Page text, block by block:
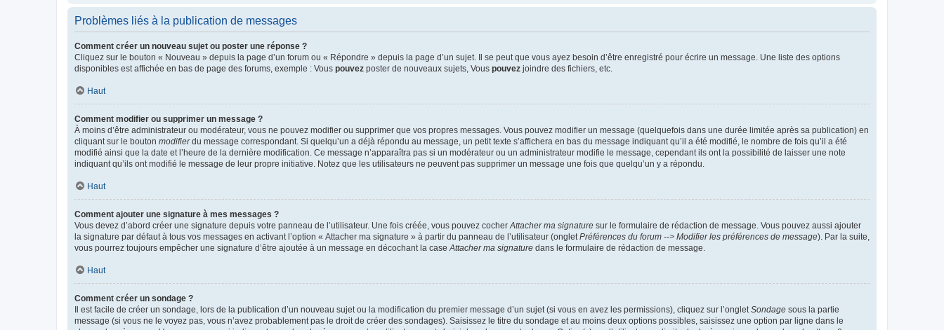
Problèmes liés à la publication de messages
Comment créer un nouveau sujet ou poster une réponse ?
Cliquez sur le bouton « Nouveau » depuis la page d’un forum ou « Répondre » depuis la page d’un sujet. Il se peut que vous ayez besoin d’être enregistré pour écrire un message. Une liste des options
disponibles est affichée en bas de page des forums, exemple : Vous pouvez poster de nouveaux sujets, Vous pouvez joindre des fichiers, etc.
Haut
Comment modifier ou supprimer un message ?
À moins d’être administrateur ou modérateur, vous ne pouvez modifier ou supprimer que vos propres messages. Vous pouvez modifier un message (quelquefois dans une durée limitée après sa publication) en
cliquant sur le bouton modifierdu message correspondant. Si quelqu’un a déjà répondu au message, un petit texte s’affichera en bas du message indiquant qu’il a été modifié, le nombre de fois qu’il a été
modifié ainsi que la date et l’heure de la dernière modification. Ce message n’apparaîtra pas si un modérateur ou un administrateur modifie le message, cependant ils ont la possibilité de laisser une note
indiquant qu’ils ont modifié le message de leur propre initiative. Notez que les utilisateurs ne peuvent pas supprimer un message une fois que quelqu’un y a répondu.
Haut
Comment ajouter une signature à mes messages ?
Vous devez d’abord créer une signature depuis votre panneau de l’utilisateur. Une fois créée, vous pouvez cocherAttacher ma signature sur le formulaire de rédaction de message. Vous pouvez aussi ajouter
la signature par défaut à tous vos messages en activant l’option « Attacher ma signature » à partir du panneau de l’utilisateur (ongletPréférences du forum --> Modifier les préférences de message). Par la suite,
vous pourrez toujours empêcher une signature d’être ajoutée à un message en décochant la caseAttacher ma signature dans le formulaire de rédaction de message.
Haut
Comment créer un sondage ?
Il est facile de créer un sondage, lors de la publication d’un nouveau sujet ou la modification du premier message d’un sujet (si vous en avez les permissions), cliquez sur l’ongletSondage sous la partie
message (si vous ne le voyez pas, vous n’avez probablement pas le droit de créer des sondages). Saisissez le titre du sondage et au moins deux options possibles, saisissez une option par ligne dans le